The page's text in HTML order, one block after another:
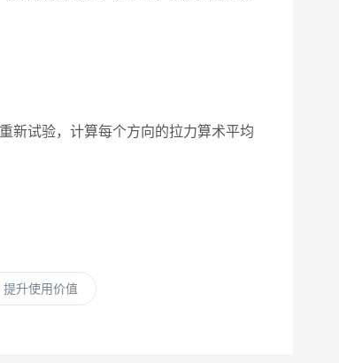
新试验，计算每个方向的拉力算术平均
升使用价值